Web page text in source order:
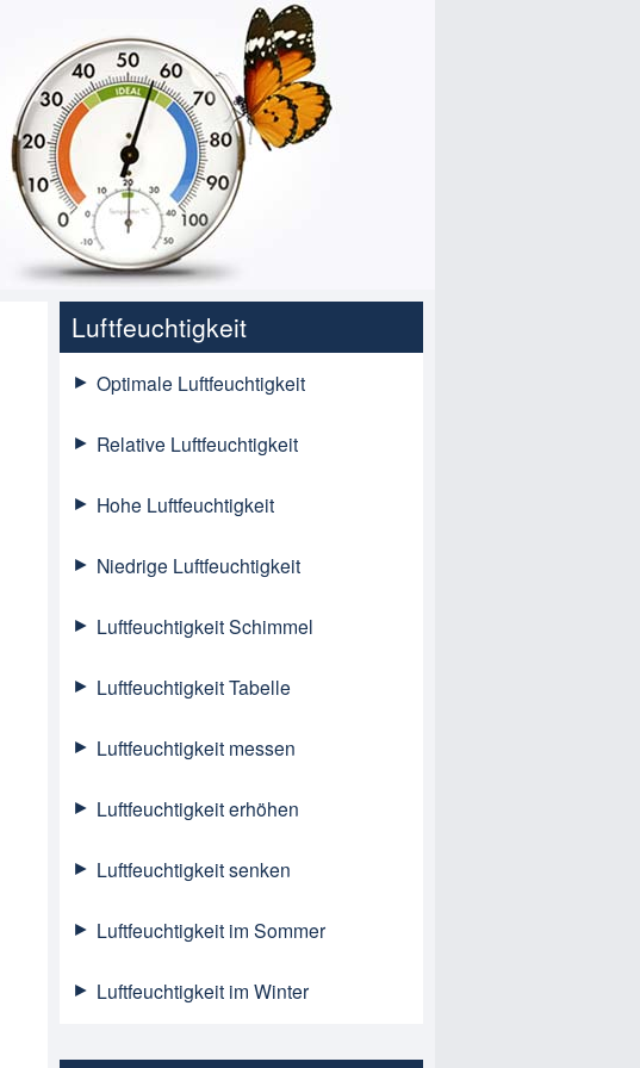
Luftfeuchtigkeit
Optimale Luftfeuchtigkeit
Relative Luftfeuchtigkeit
Hohe Luftfeuchtigkeit
Niedrige Luftfeuchtigkeit
Luftfeuchtigkeit Schimmel
Luftfeuchtigkeit Tabelle
Luftfeuchtigkeit messen
Luftfeuchtigkeit erhöhen
Luftfeuchtigkeit senken
Luftfeuchtigkeit im Sommer
Luftfeuchtigkeit im Winter